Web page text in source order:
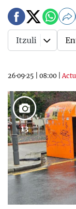
26·09·25 08:00 |
Itzuli
13